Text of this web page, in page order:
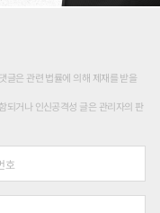
글은 관련 법률에 의해 제재를 받을
되거나 인신공격성 글은 관리자의 판